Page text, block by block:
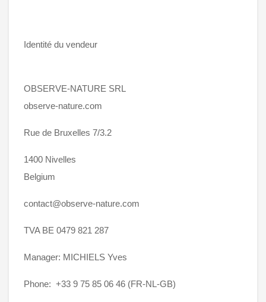
Identité du vendeur
OBSERVE-NATURE SRL
observe-nature.com
Rue de Bruxelles 7/3.2
1400 Nivelles
Belgium
contact@observe-nature.com
TVA BE 0479 821 287
Manager: MICHIELS Yves
Phone: +33 9 75 85 06 46 (FR-NL-GB)